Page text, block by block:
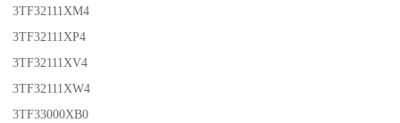
3TF32111XM4
3TF32111XP4
3TF32111XV4
3TF32111XW4
3TF33000XB0